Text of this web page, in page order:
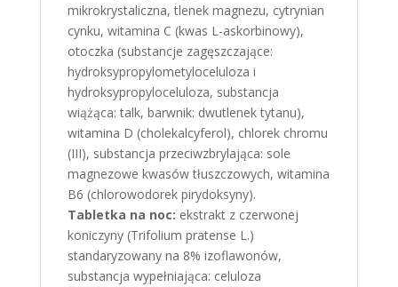
mikrokrystaliczna, tlenek magnezu, cytrynian
cynku, witamina C (kwas L-askorbinowy),
otoczka (substancje zagęszczające:
hydroksypropylometyloceluloza i
hydroksypropyloceluloza, substancja
wiążąca: talk, barwnik: dwutlenek tytanu),
witamina D (cholekalcyferol), chlorek chromu
(III), substancja przeciwzbrylająca: sole
magnezowe kwasów tłuszczowych, witamina
B6 (chlorowodorek pirydoksyny).
Tabletka na noc: ekstrakt z czerwonej
koniczyny (Trifolium pratense L.)
standaryzowany na 8% izoflawonów,
substancja wypełniająca: celuloza